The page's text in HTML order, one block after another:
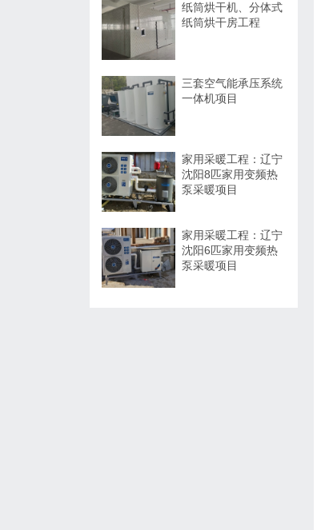
纸筒烘干机、分体式
纸筒烘干房工程
三套空气能承压系统
一体机项目
家用采暖工程：辽宁
沈阳8匹家用变频热
泵采暖项目
家用采暖工程：辽宁
沈阳6匹家用变频热
泵采暖项目